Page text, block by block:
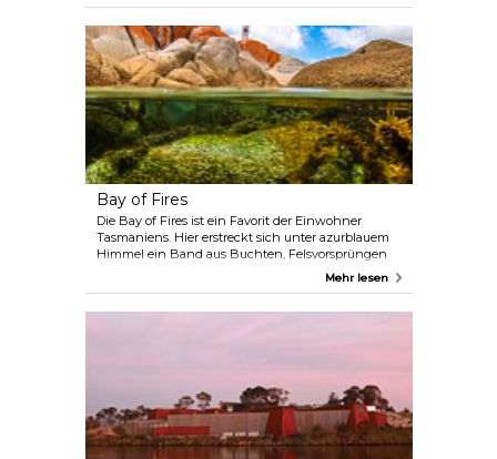
hoch wie das höchste Gebäude der Welt.
Bay of Fires
Die Bay of Fires ist ein Favorit der Einwohner
Tasmaniens. Hier erstreckt sich unter azurblauem
Himmel ein Band aus Buchten, Felsvorsprüngen
und leeren Stränden. Das Bay of Fires Conservation
beobachten, die parallel zum Strand vorbeizieht.
Das Gebiet ist bekannt für seine Schnorchel- und
Tauchmöglichkeiten, mit malerischen Riffen,
Korallen, Unterwasserhöhlen und einer reichen
Unterwasserwelt.
Mehr lesen